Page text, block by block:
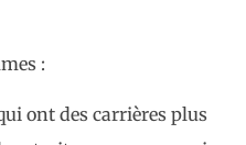
:
ont des carrières plus